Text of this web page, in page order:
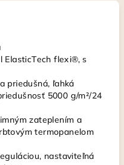
ElasticTech flexi®, s
priedušná, ľahká
5000 g/m²/24
zateplením a
termopanelom
nastaviteľná